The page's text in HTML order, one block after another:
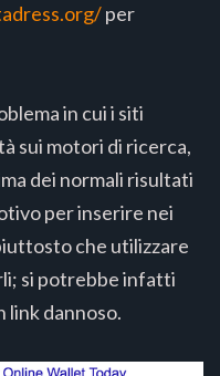
per
in cui i siti
sui motori di ricerca,
dei normali risultati
per inserire nei
che utilizzare
si potrebbe infatti
link dannoso.